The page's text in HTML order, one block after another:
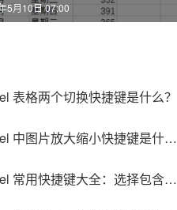
5月10日 07:00
表格两个切换快捷键是什么？
Excel 中图片放大缩小快捷键是什么？
Excel 常用快捷键大全：选择包含批注的单元格